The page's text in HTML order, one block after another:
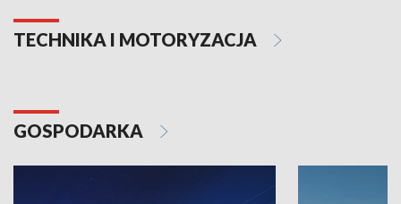
TECHNIKA I MOTORYZACJA
GOSPODARKA